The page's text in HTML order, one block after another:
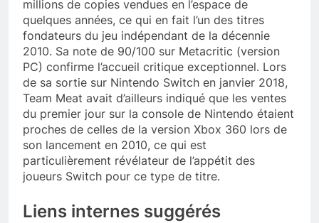
millions de copies vendues en l’espace de
quelques années, ce qui en fait l’un des titres
fondateurs du jeu indépendant de la décennie
2010. Sa note de 90/100 sur Metacritic (version
PC) confirme l’accueil critique exceptionnel. Lors
de sa sortie sur Nintendo Switch en janvier 2018,
Team Meat avait d’ailleurs indiqué que les ventes
du premier jour sur la console de Nintendo étaient
proches de celles de la version Xbox 360 lors de
son lancement en 2010, ce qui est
particulièrement révélateur de l’appétit des
joueurs Switch pour ce type de titre.
Liens internes suggérés